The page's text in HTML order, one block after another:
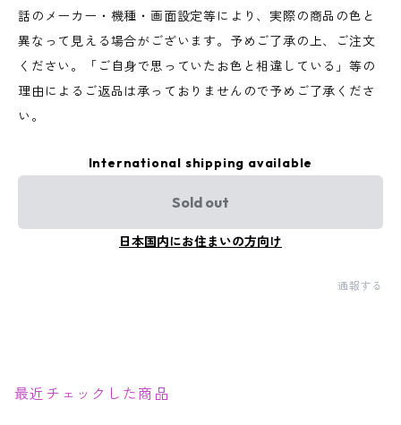
話のメーカー・機種・画面設定等により、実際の商品の色と
異なって見える場合がございます。予めご了承の上、ご注文
ください。「ご自身で思っていたお色と相違している」等の
理由によるご返品は承っておりませんので予めご了承くださ
い。
International shipping available
Sold out
日本国内にお住まいの方向け
通報する
最近チェックした商品